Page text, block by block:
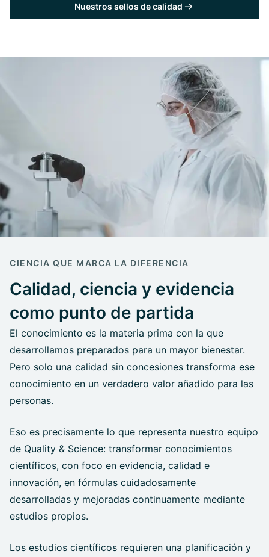
Nuestros sellos de calidad
CIENCIA QUE MARCA LA DIFERENCIA
Calidad, ciencia y evidencia
como punto de partida
El conocimiento es la materia prima con la que
desarrollamos preparados para un mayor bienestar.
Pero solo una calidad sin concesiones transforma ese
conocimiento en un verdadero valor añadido para las
personas.
Eso es precisamente lo que representa nuestro equipo
de Quality & Science: transformar conocimientos
científicos, con foco en evidencia, calidad e
innovación, en fórmulas cuidadosamente
desarrolladas y mejoradas continuamente mediante
estudios propios.
Los estudios científicos requieren una planificación y